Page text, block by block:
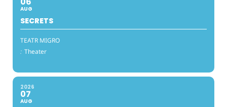
AUG
SECRETS
TEATR MIGRO
: Theater
2026
07
AUG